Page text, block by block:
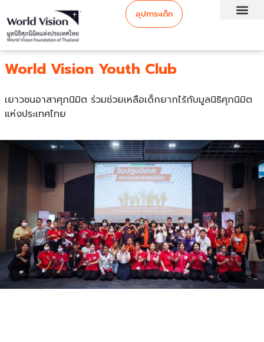
อุปการะเด็ก
World Vision Youth Club
เยาวชนอาสาศุภนิมิต ร่วมช่วยเหลือเด็กยากไร้กับ​มูลนิธิศุภนิมิต
แห่งประเทศไทย​